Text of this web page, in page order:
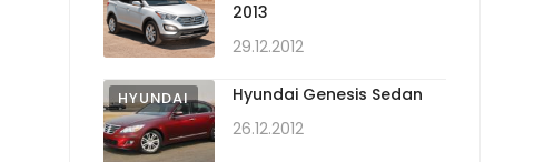
2013
29.12.2012
HYUNDAI
Hyundai Genesis Sedan
26.12.2012